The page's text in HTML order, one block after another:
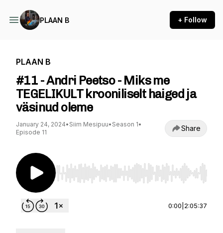
PLAAN B + Follow
PLAAN B
#11 - Andri Peetso - Miks me
TEGELIKULT krooniliselt haiged ja
väsinud oleme
January 24, 2024• Siim Mesipuu• Season 1•
Episode 11
Share
Use Left/Right to seek, Home/End to jump to
0:00 2:05:37